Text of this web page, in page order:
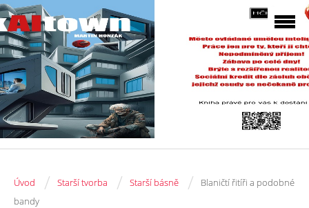
Úvod / Starší tvorba / Starší básně /
Blaničtí řitíři a podobné
bandy